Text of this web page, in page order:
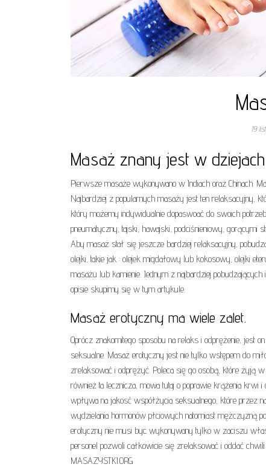
19
Masaż znany jest w
Pierwsze masaże wykonywano w Indiach oraz Chinach.
Najbardziej z popularnych masaży jest ten relaksacyjny,
który możemy indywidualnie dopaswoać do swoich
pneumatyczny, tajski, hawajski, podciśnieniowy,
Aby masaż stał się jeszcze bardziej relaksacyjny,
olejki, takie jak : olejek migdałowy lub kokosowy, olejki
masażu lub kamienie. Jednym z najbardziej
opisie skupimy się w tym artykule.
Masaż erotyczny ma wiele zalet.
Oprócz znakomitego sposobu na relaks i odprężenie, jest
seksualne. Masaż erotyczny jest nie tylko wstępem do
zrelaksować i odprężyć. Poleca się go osobą, które żyją
również ta lecznicza, mowa tutaj o poprawie krążenia krwi
wpływa na jakosć współżycia seksualnego, które przez
wydzielania hormonów płciowych natomiast mężczyzną
erotyczny nie musi byc wykonywany tylko w zaciszu
personel pozwoli całkowicie się zrelaksować i oddać
MASAZYSTKI.ORG